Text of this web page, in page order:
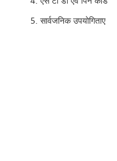
सार्वजनिक उपयोगिताए